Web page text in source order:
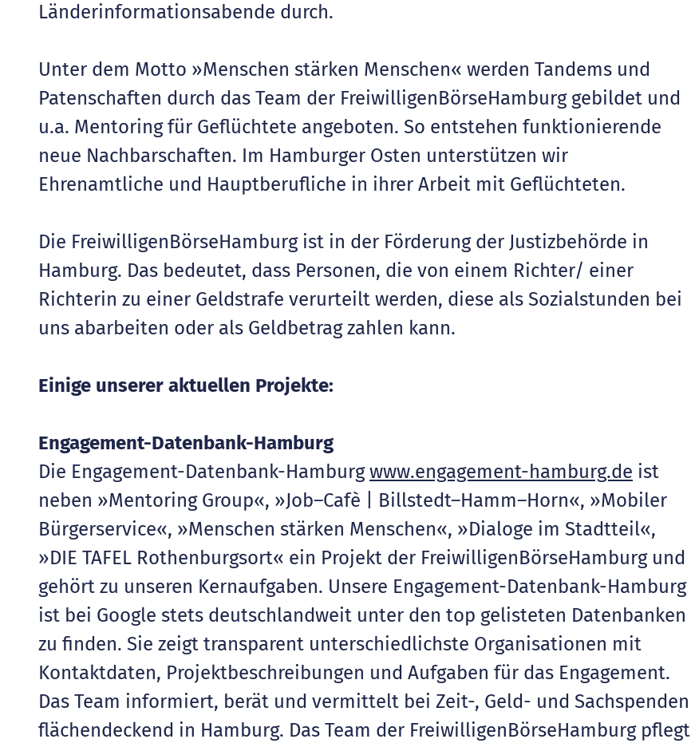
Länderinformationsabende durch.
Unter dem Motto »Menschen stärken Menschen« werden Tandems und
Patenschaften durch das Team der FreiwilligenBörseHamburg gebildet und
u.a. Mentoring für Geflüchtete angeboten. So entstehen funktionierende
neue Nachbarschaften. Im Hamburger Osten unterstützen wir
Ehrenamtliche und Hauptberufliche in ihrer Arbeit mit Geflüchteten.
Die FreiwilligenBörseHamburg ist in der Förderung der Justizbehörde in
Hamburg. Das bedeutet, dass Personen, die von einem Richter/ einer
Richterin zu einer Geldstrafe verurteilt werden, diese als Sozialstunden bei
uns abarbeiten oder als Geldbetrag zahlen kann.
Einige unserer aktuellen Projekte:
Engagement-Datenbank-Hamburg
Die Engagement-Datenbank-Hamburgwww.engagement-hamburg.de ist
neben »Mentoring Group«, »Job–Cafè | Billstedt–Hamm–Horn«, »Mobiler
Bürgerservice«, »Menschen stärken Menschen«, »Dialoge im Stadtteil«,
»DIE TAFEL Rothenburgsort« ein Projekt der FreiwilligenBörseHamburg und
gehört zu unseren Kernaufgaben. Unsere Engagement-Datenbank-Hamburg
ist bei Google stets deutschlandweit unter den top gelisteten Datenbanken
zu finden. Sie zeigt transparent unterschiedlichste Organisationen mit
Kontaktdaten, Projektbeschreibungen und Aufgaben für das Engagement.
Das Team informiert, berät und vermittelt bei Zeit-, Geld- und Sachspenden
flächendeckend in Hamburg. Das Team der FreiwilligenBörseHamburg pflegt